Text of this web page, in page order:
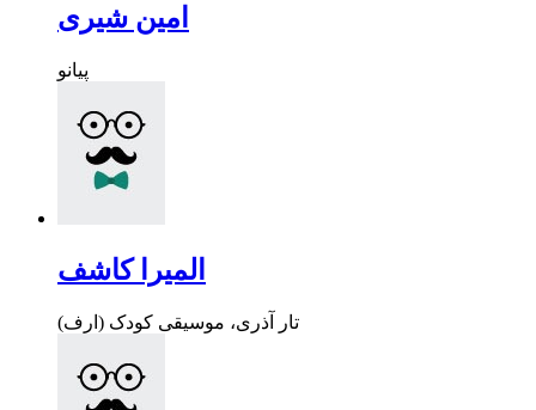
امین شیری
پیانو
المیرا کاشف
تار آذری، موسیقی کودک (ارف)